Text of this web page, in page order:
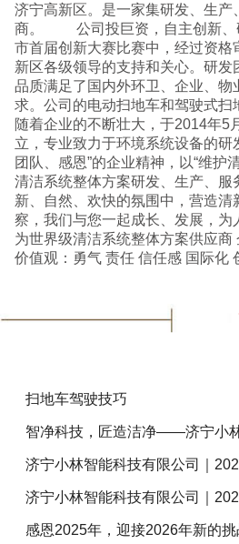
济宁高新区。是一家集研发、生
商。 公司投巨资，自主创新、
市首届创新大赛比赛中，经过资
新区各级领导的支持和关心。研
品质满足了国内外环卫、企业、
求。公司的电动扫地车和驾驶式
随着企业的不断壮大，于2014年5
立，专业致力于环境系统设备的
团队、感恩”的企业精神，以“维护
清洁系统整体方案研发、生产、
新、自然、欢快的氛围中，营造
察，我们与您一起成长、发展，为人类
为世界级清洁系统整体方案供应商 企业使命：维护清新自然，共享美丽世界 企业核心
扫地车驾驶技巧
智净科技，匠造洁净——济宁小
济宁小林智能科技有限公司｜
感恩2025年，迎接2026年新的挑